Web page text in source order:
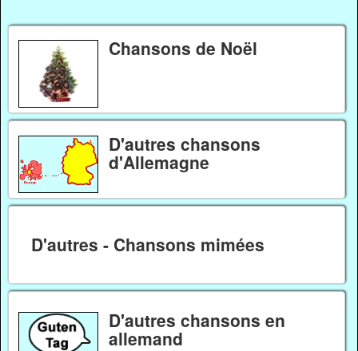
Chansons de Noël
D'autres chansons
d'Allemagne
D'autres - Chansons mimées
D'autres chansons en
allemand